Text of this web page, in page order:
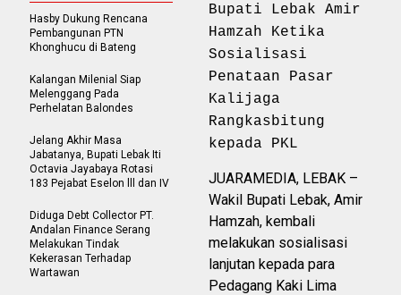
Bupati Lebak Amir
Hamzah Ketika
Sosialisasi
Penataan Pasar
Kalijaga
Rangkasbitung
kepada PKL
JUARAMEDIA, LEBAK –
Wakil Bupati Lebak, Amir
Hamzah, kembali
melakukan sosialisasi
lanjutan kepada para
Pedagang Kaki Lima
Hasby Dukung Rencana
Pembangunan PTN
Khonghucu di Bateng
Kalangan Milenial Siap
Melenggang Pada
Perhelatan Balondes
Jelang Akhir Masa
Jabatanya, Bupati Lebak Iti
Octavia Jayabaya Rotasi
183 Pejabat Eselon lll dan IV
Diduga Debt Collector PT.
Andalan Finance Serang
Melakukan Tindak
Kekerasan Terhadap
Wartawan